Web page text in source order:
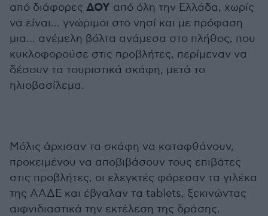
από διάφορες ΔΟΥ από όλη την Ελλάδα, χωρίς
να είναι… γνώριμοι στο νησί και με πρόφαση
μια… ανέμελη βόλτα ανάμεσα στο πλήθος, που
κυκλοφορούσε στις προβλήτες, περίμεναν να
δέσουν τα τουριστικά σκάφη, μετά το
ηλιοβασίλεμα.
Μόλις άρχισαν τα σκάφη να καταφθάνουν,
προκειμένου να αποβιβάσουν τους επιβάτες
στις προβλήτες, οι ελεγκτές φόρεσαν τα γιλέκα
της ΑΑΔΕ και έβγαλαν τα tablets, ξεκινώντας
αιφνιδιαστικά την εκτέλεση της δράσης.